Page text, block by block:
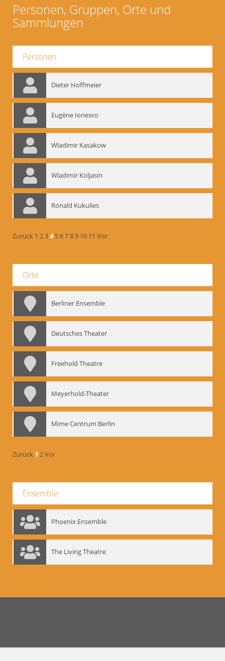
Personen, Gruppen, Orte und
Sammlungen
Personen
Dieter Hoffmeier
Eugène Ionesco
Wladimir Kasakow
Wladimir Koljasin
Ronald Kukulies
Zurück 1 234 56789 10 11 Vor
Orte
Berliner Ensemble
Deutsches Theater
Freehold Theatre
Meyerhold-Theater
Mime Centrum Berlin
Zurück 12Vor
Ensemble
Phoenix Ensemble
The Living Theatre